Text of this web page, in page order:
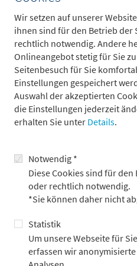
Wir setzen auf unserer
ihnen sind für den Betrieb der
rechtlich notwendig. Andere
Onlineangebot stetig für Sie
Seitenbesuch für Sie
Einstellungen gespeichert
Auswahl der akzeptierten
die Einstellungen jederzeit
erhalten Sie unter Details.
Notwendig *
Diese Cookies sind für
oder rechtlich notwendig.
*Sie können daher nicht
Statistik
Um unsere Webseite für
erfassen wir
Metzler Asset
Wholesale-Team
26.05.2026
Asset Management, Institutionelle
Das Wholesale-Segment ist
Bestandteil unserer
nochmals deutlich an Bedeutung